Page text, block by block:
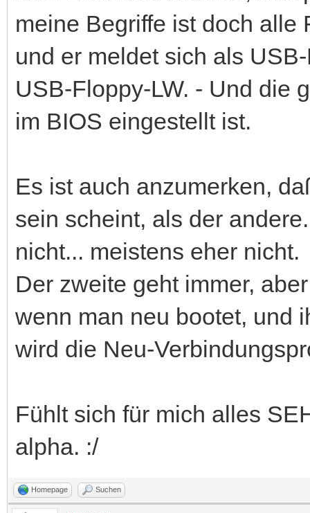
meine Begriffe ist doch alle
und er meldet sich als
USB-Floppy-LW. - Und die
im BIOS eingestellt ist.
Es ist auch anzumerken,
sein scheint, als der
nicht... meistens eher nicht.
Der zweite geht immer,
wenn man neu bootet, und
wird die Neu-
Fühlt sich für mich alles
alpha. :/
Homepage Suchen